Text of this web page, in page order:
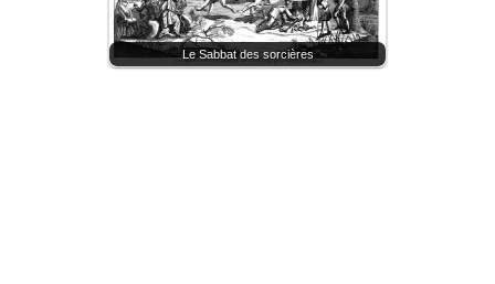
Le Sabbat des sorcières